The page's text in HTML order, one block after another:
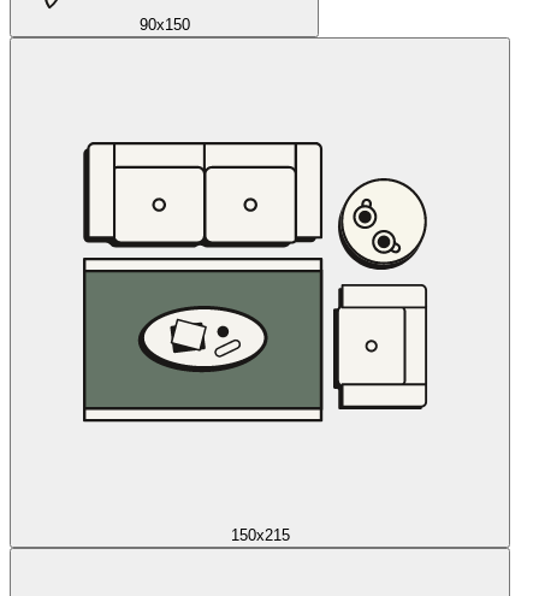
90x150
150x215